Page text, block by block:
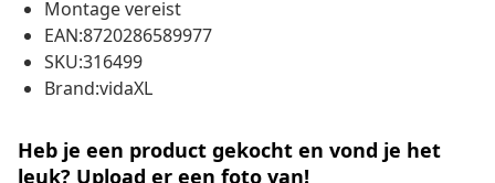
Montage vereist
EAN:8720286589977
SKU:316499
Brand:vidaXL
Heb je een product gekocht en vond je het
leuk? Upload er een foto van!